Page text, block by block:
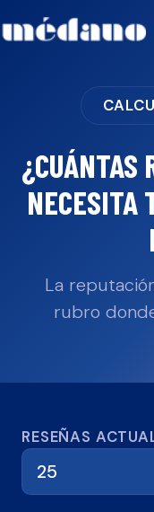
¿CUÁNTAS
NECESITA
La
rubro
Calculadora
RESEÑAS